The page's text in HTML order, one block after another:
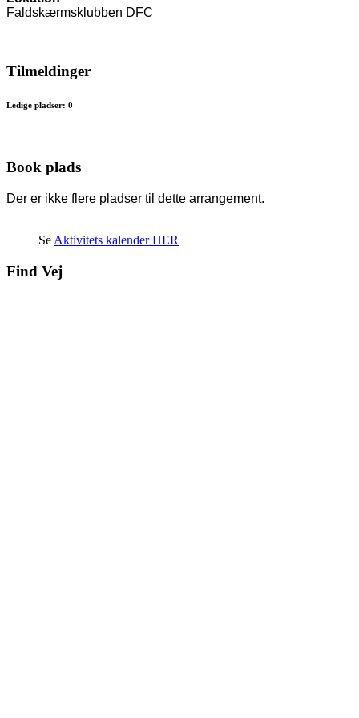
Faldskærmsklubben DFC
Tilmeldinger
Ledige pladser: 0
Book plads
Der er ikke flere pladser til dette arrangement.
Se Aktivitets kalender HER
Find Vej